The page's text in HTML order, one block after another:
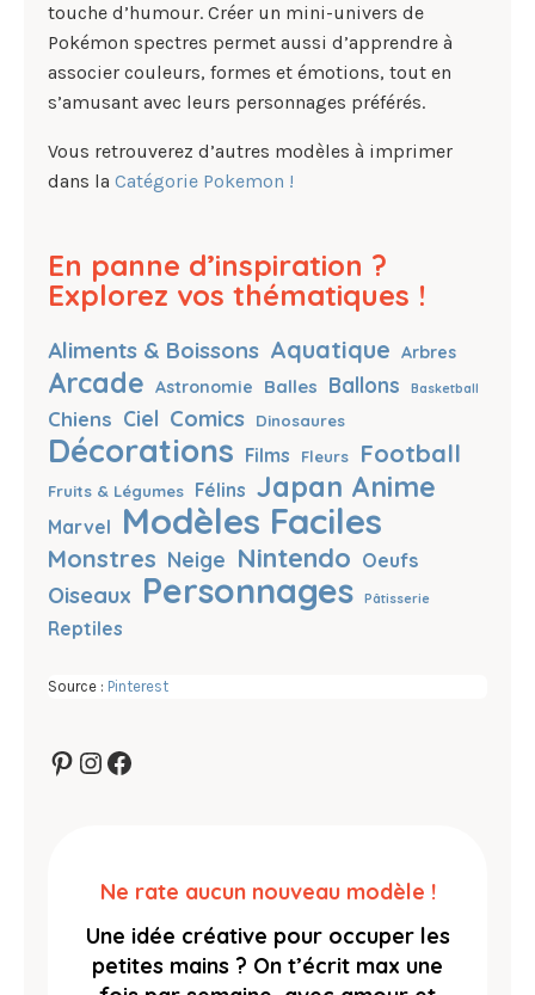
touche d’humour. Créer un mini-univers de
Pokémon spectres permet aussi d’apprendre à
associer couleurs, formes et émotions, tout en
s’amusant avec leurs personnages préférés.
Vous retrouverez d’autres modèles à imprimer
dans la Catégorie Pokemon !
En panne d’inspiration ?
Explorez vos thématiques !
Aliments & Boissons Aquatique Arbres
Arcade Astronomie Balles Ballons Basketball
Chiens Ciel Comics Dinosaures
Décorations Films Fleurs Football
Fruits & Légumes Félins Japan Anime
Marvel Modèles Faciles
Monstres Neige Nintendo Oeufs
Oiseaux Personnages Pâtisserie
Reptiles
Source : Pinterest
Pinterest
Instagram
Facebook
Ne rate aucun nouveau modèle !
Une idée créative pour occuper les
petites mains ? On t’écrit max une